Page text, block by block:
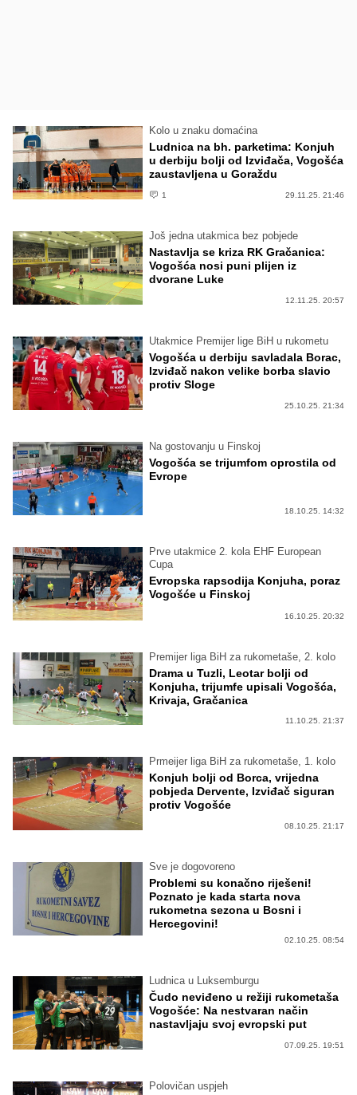
Kolo u znaku domaćina
Ludnica na bh. parketima: Konjuh
u derbiju bolji od Izviđača, Vogošća
zaustavljena u Goraždu
1 29.11.25. 21:46
Još jedna utakmica bez pobjede
Nastavlja se kriza RK Gračanica:
Vogošća nosi puni plijen iz
dvorane Luke
12.11.25. 20:57
Utakmice Premijer lige BiH u rukometu
Vogošća u derbiju savladala Borac,
Izviđač nakon velike borba slavio
protiv Sloge
25.10.25. 21:34
Na gostovanju u Finskoj
Vogošća se trijumfom oprostila od
Evrope
18.10.25. 14:32
Prve utakmice 2. kola EHF European
Cupa
Evropska rapsodija Konjuha, poraz
Vogošće u Finskoj
16.10.25. 20:32
Premijer liga BiH za rukometaše, 2. kolo
Drama u Tuzli, Leotar bolji od
Konjuha, trijumfe upisali Vogošća,
Krivaja, Gračanica
11.10.25. 21:37
Prmeijer liga BiH za rukometaše, 1. kolo
Konjuh bolji od Borca, vrijedna
pobjeda Dervente, Izviđač siguran
protiv Vogošće
08.10.25. 21:17
Sve je dogovoreno
Problemi su konačno riješeni!
Poznato je kada starta nova
rukometna sezona u Bosni i
Hercegovini!
02.10.25. 08:54
Ludnica u Luksemburgu
Čudo neviđeno u režiji rukometaša
Vogošće: Na nestvaran način
nastavljaju svoj evropski put
07.09.25. 19:51
Polovičan uspjeh